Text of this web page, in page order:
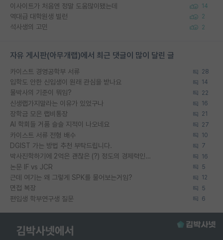
이사이트가 처음엔 정말 도움많이됐는데 14
역대급 대학원생 빌런 2
석사생의 고민 2
자유 게시판(아무개랩)에서 최근 댓글이 많이 달린 글
카이스트 경영공학부 서류 28
입학도 안한 신입생이 원래 관심을 받나요 14
물박사의 기준이 뭐임? 22
신생랩가지말라는 이유가 있었구나 16
장학금 모은 랩비통장 21
AI 학회들 거품 슬슬 지적이 나오네요 27
카이스트 서류 전형 배수 10
DGIST 가는 방법 추천 부탁드립니다. 7
박사진학하기에 2억은 괜찮은 (?) 정도의 경제력인가요 16
논문 IF vs JCR 5
근데 여기는 왜 그렇게 SPK를 물어보는거임? 12
면접 복장 5
편입생 학부연구생 질문 6